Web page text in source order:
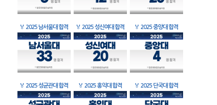
🏅 2025 남서울대 합격 🏅 2025 성신여대 합격 🏅 2025 중앙대 합격
🏅 2025 성균관대 합격 🏅 2025 홍익대 합격 🏅 2025 단국대 합격